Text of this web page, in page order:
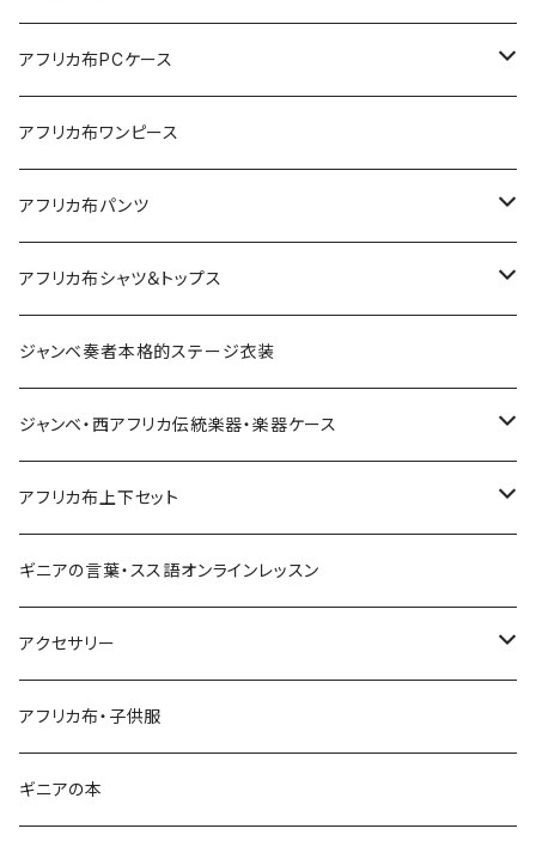
Sac shopping rond
Sac shopping carré
petit carré
Pochette
Sacoche
アフリカ布PCケース
アフリカ布iPadケース
アフリカ布ワンピース
アフリカ布パンツ
レディースパンツ
Pantalon Gaucho
Pantalon bermuda
ワイドパンツ♡ロング
ワイドパンツハイウエスト
男女兼用パンツ
アフリカ布シャツ＆トップス
男女兼用シャツ
レディーストップス
ジャンベ奏者本格的ステージ衣装
ジャンベ・西アフリカ伝統楽器・楽器ケース
ジャンベ
ジャンベケース
ドゥンドゥン ベル
アフリカ布上下セット
男女兼用シャツ＆パンツセット
ギニアの言葉・スス語オンラインレッスン
アクセサリー
キーホルダー
ネックレス
アフリカ布・子供服
ギニアの本